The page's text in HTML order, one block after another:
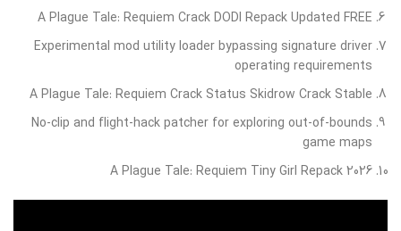
A Plague Tale: Requiem Crack DODI Repack Updated FREE
Experimental mod utility loader bypassing signature driver
operating requirements
A Plague Tale: Requiem Crack Status Skidrow Crack Stable
No-clip and flight-hack patcher for exploring out-of-bounds
game maps
A Plague Tale: Requiem Tiny Girl Repack 2026